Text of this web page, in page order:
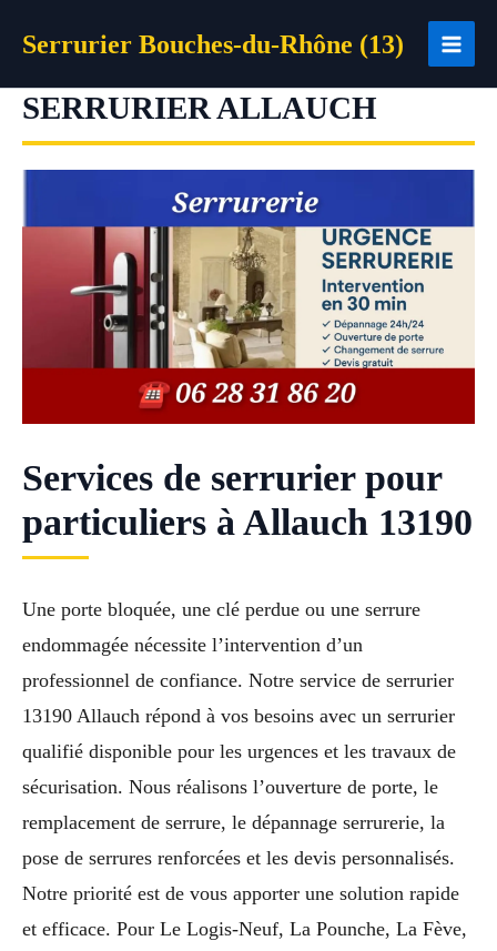
Serrurier Bouches-du-Rhône (13)
SERRURIER ALLAUCH
Services de serrurier pour
particuliers à Allauch 13190
Une porte bloquée, une clé perdue ou une serrure
endommagée nécessite l’intervention d’un
professionnel de confiance. Notre service de serrurier
13190 Allauch répond à vos besoins avec un serrurier
qualifié disponible pour les urgences et les travaux de
sécurisation. Nous réalisons l’ouverture de porte, le
remplacement de serrure, le dépannage serrurerie, la
pose de serrures renforcées et les devis personnalisés.
Notre priorité est de vous apporter une solution rapide
et efficace. Pour Le Logis-Neuf, La Pounche, La Fève,